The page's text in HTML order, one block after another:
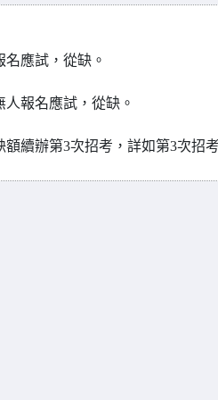
名應試，從缺。
報名應試，從缺。
額續辦第3次招考，詳如第3次招